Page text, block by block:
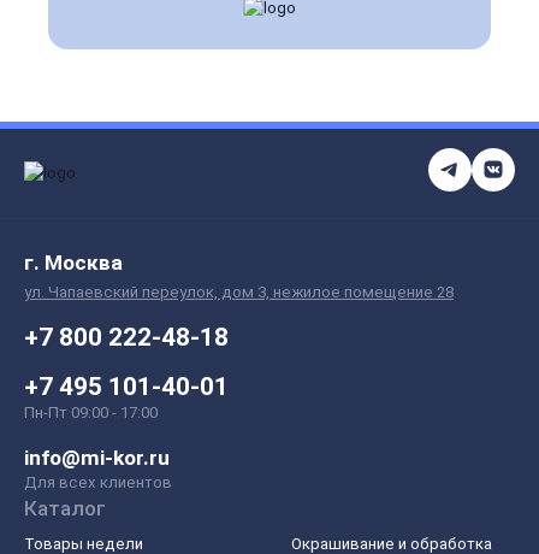
г. Москва
ул. Чапаевский переулок, дом 3, нежилое помещение 28
+7 800 222-48-18
+7 495 101-40-01
Пн-Пт 09:00 - 17:00
info@mi-kor.ru
Для всех клиентов
Каталог
Товары недели
Окрашивание и обработка